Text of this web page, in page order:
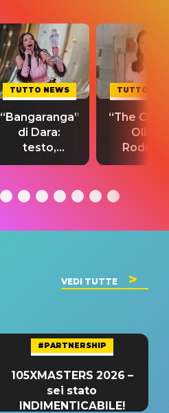
TUTTO NEWS
“Bangaranga”
di Dara:
testo,
traduzione e
del singolo
TUTTO
“The
Olivia
testo,
VEDI TUTTE
#PARTNERSHIP
105XMASTERS 2026 –
sei stato
INDIMENTICABILE!